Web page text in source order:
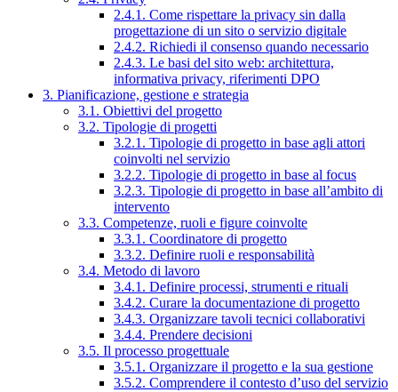
2.4.1. Come rispettare la privacy sin dalla
progettazione di un sito o servizio digitale
2.4.2. Richiedi il consenso quando necessario
2.4.3. Le basi del sito web: architettura,
informativa privacy, riferimenti DPO
3. Pianificazione, gestione e strategia
3.1. Obiettivi del progetto
3.2. Tipologie di progetti
3.2.1. Tipologie di progetto in base agli attori
coinvolti nel servizio
3.2.2. Tipologie di progetto in base al focus
3.2.3. Tipologie di progetto in base all’ambito di
intervento
3.3. Competenze, ruoli e figure coinvolte
3.3.1. Coordinatore di progetto
3.3.2. Definire ruoli e responsabilità
3.4. Metodo di lavoro
3.4.1. Definire processi, strumenti e rituali
3.4.2. Curare la documentazione di progetto
3.4.3. Organizzare tavoli tecnici collaborativi
3.4.4. Prendere decisioni
3.5. Il processo progettuale
3.5.1. Organizzare il progetto e la sua gestione
3.5.2. Comprendere il contesto d’uso del servizio